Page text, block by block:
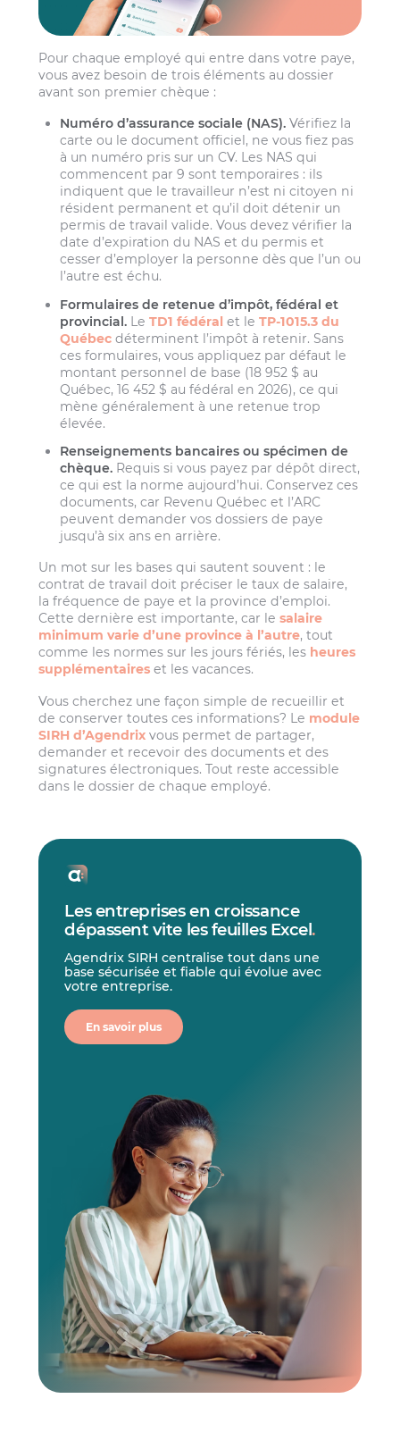
Pour chaque employé qui entre dans votre paye,
vous avez besoin de trois éléments au dossier
avant son premier chèque :
Numéro d’assurance sociale (NAS). Vérifiez la
carte ou le document officiel, ne vous fiez pas
à un numéro pris sur un CV. Les NAS qui
commencent par 9 sont temporaires : ils
indiquent que le travailleur n’est ni citoyen ni
résident permanent et qu’il doit détenir un
permis de travail valide. Vous devez vérifier la
date d’expiration du NAS et du permis et
cesser d’employer la personne dès que l’un ou
l’autre est échu.
Formulaires de retenue d’impôt, fédéral et
provincial. LeTD1 fédéral et leTP-1015.3 du
Québec déterminent l’impôt à retenir. Sans
ces formulaires, vous appliquez par défaut le
montant personnel de base (18 952 $ au
Québec, 16 452 $ au fédéral en 2026), ce qui
mène généralement à une retenue trop
élevée.
Renseignements bancaires ou spécimen de
chèque. Requis si vous payez par dépôt direct,
ce qui est la norme aujourd’hui. Conservez ces
documents, car Revenu Québec et l’ARC
peuvent demander vos dossiers de paye
jusqu’à six ans en arrière.
Un mot sur les bases qui sautent souvent : le
contrat de travail doit préciser le taux de salaire,
la fréquence de paye et la province d’emploi.
Cette dernière est importante, car lesalaire
minimum varie d’une province à l’autre, tout
comme les normes sur les jours fériés, les heures
supplémentaires et les vacances.
Vous cherchez une façon simple de recueillir et
de conserver toutes ces informations? Le module
SIRH d’Agendrix vous permet de partager,
demander et recevoir des documents et des
signatures électroniques. Tout reste accessible
dans le dossier de chaque employé.
Les entreprises en croissance
dépassent vite les feuilles Excel.
Agendrix SIRH centralise tout dans une
base sécurisée et fiable qui évolue avec
votre entreprise.
En savoir plus